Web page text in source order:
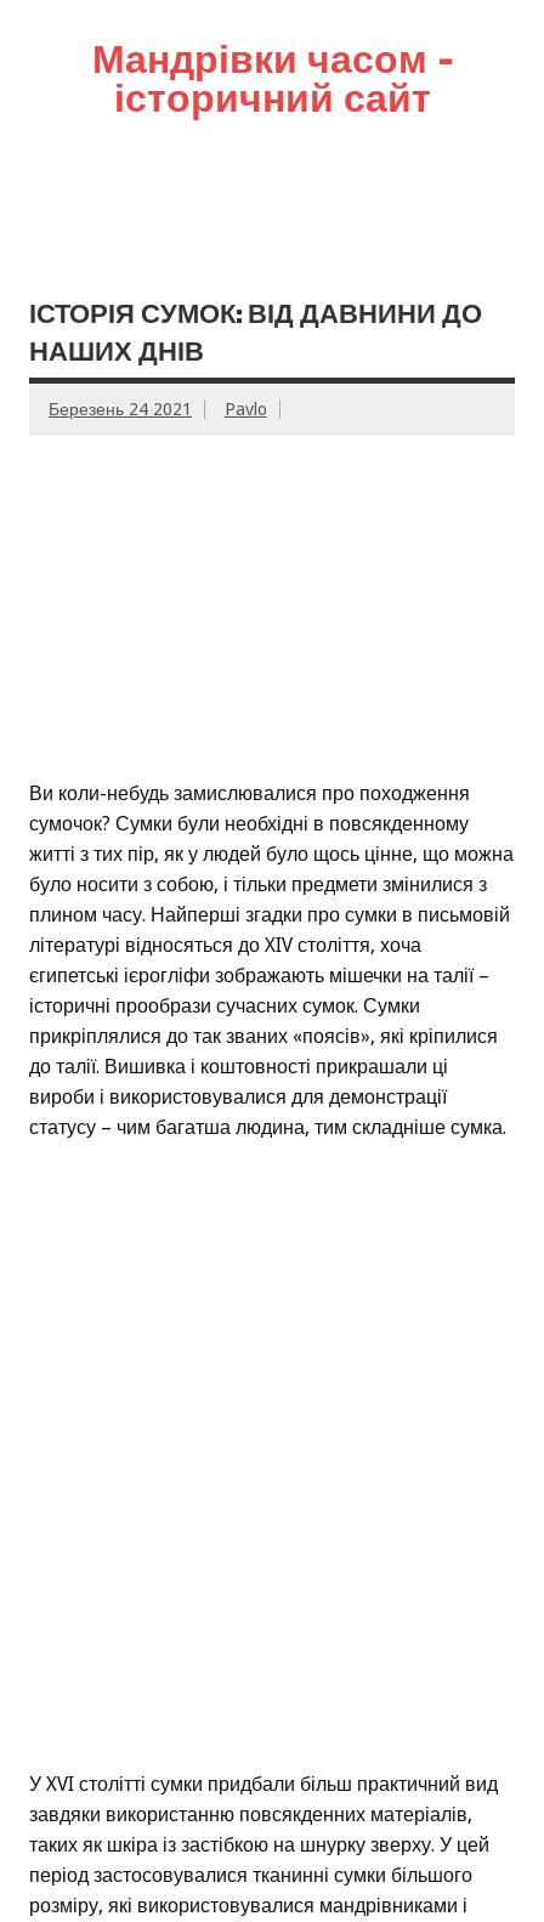
Мандрівки часом –
історичний сайт
ІСТОРІЯ СУМОК: ВІД ДАВНИНИ ДО
НАШИХ ДНІВ
Березень 24 2021 Pavlo
Ви коли-небудь замислювалися про походження
сумочок? Сумки були необхідні в повсякденному
житті з тих пір, як у людей було щось цінне, що можна
було носити з собою, і тільки предмети змінилися з
плином часу. Найперші згадки про сумки в письмовій
літературі відносяться до XIV століття, хоча
єгипетські ієрогліфи зображають мішечки на талії –
історичні прообрази сучасних сумок. Сумки
прикріплялися до так званих «поясів», які кріпилися
до талії. Вишивка і коштовності прикрашали ці
вироби і використовувалися для демонстрації
статусу – чим багатша людина, тим складніше сумка.
У XVI столітті сумки придбали більш практичний вид
завдяки використанню повсякденних матеріалів,
таких як шкіра із застібкою на шнурку зверху. У цей
період застосовувалися тканинні сумки більшого
розміру, які використовувалися мандрівниками і